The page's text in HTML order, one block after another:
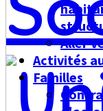
Aller
Activités
Familles